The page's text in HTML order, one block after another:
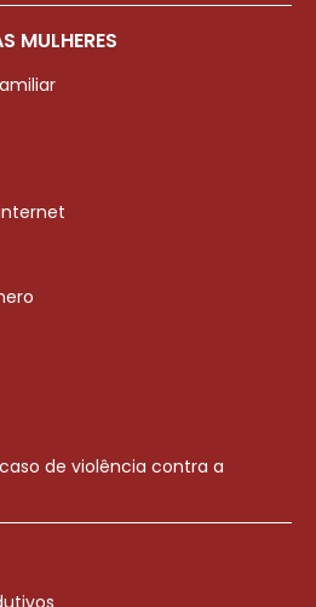
MULHERES
de violência contra a